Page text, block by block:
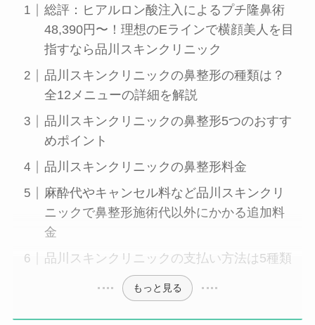
総評：ヒアルロン酸注入によるプチ隆鼻術
48,390円〜！理想のEラインで横顔美人を目
指すなら品川スキンクリニック
品川スキンクリニックの鼻整形の種類は？
全12メニューの詳細を解説
品川スキンクリニックの鼻整形5つのおすす
めポイント
品川スキンクリニックの鼻整形料金
麻酔代やキャンセル料など品川スキンクリ
ニックで鼻整形施術代以外にかかる追加料
金
品川スキンクリニックの支払い方法は5種類
もっと見る